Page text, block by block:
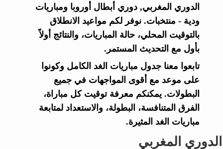
الدوري المغربي, دوري أبطال أوروبا ومباريات
ودية - منتخبات. نوفر لكم مواعيد الانطلاق
بالتوقيت المحلي، حالة المباريات، والنتائج أولاً
بأول مع التحديث المستمر.
تابعوا معنا جدول مباريات الغد الكامل وكونوا
على موعد مع أقوى المواجهات في جميع
البطولات. يمكنكم معرفة توقيت كل مباراة،
الفرق المتنافسة، البطولة، والاستعداد لمتابعة
مباريات الغد المثيرة.
الدوري المغربي